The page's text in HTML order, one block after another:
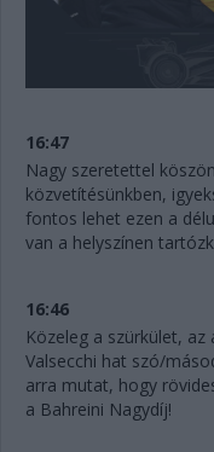
16:47
Nagy szeretettel
közvetítésünkben,
fontos lehet ezen a
van a helyszínen
16:46
Közeleg a szürkület,
Valsecchi hat szó/
arra mutat, hogy
a Bahreini Nagydíj!